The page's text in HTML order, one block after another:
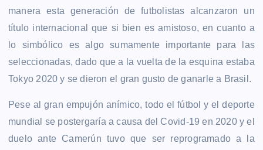
manera esta generación de futbolistas alcanzaron un
título internacional que si bien es amistoso, en cuanto a
lo simbólico es algo sumamente importante para las
seleccionadas, dado que a la vuelta de la esquina estaba
Tokyo 2020 y se dieron el gran gusto de ganarle a Brasil.
Pese al gran empujón anímico, todo el fútbol y el deporte
mundial se postergaría a causa del Covid-19 en 2020 y el
duelo ante Camerún tuvo que ser reprogramado a la